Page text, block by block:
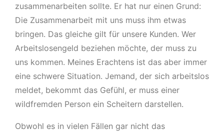
zusammenarbeiten sollte. Er hat nur einen Grund:
Die Zusammenarbeit mit uns muss ihm etwas
bringen. Das gleiche gilt für unsere Kunden. Wer
Arbeitslosengeld beziehen möchte, der muss zu
uns kommen. Meines Erachtens ist das aber immer
eine schwere Situation. Jemand, der sich arbeitslos
meldet, bekommt das Gefühl, er muss einer
wildfremden Person ein Scheitern darstellen.
Obwohl es in vielen Fällen gar nicht das